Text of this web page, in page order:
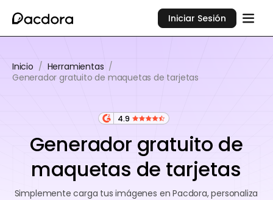
Iniciar Sesión
Inicio / Herramientas /
Generador gratuito de maquetas de tarjetas
4.9
Generador gratuito de
maquetas de tarjetas
Simplemente carga tus imágenes en Pacdora, personaliza